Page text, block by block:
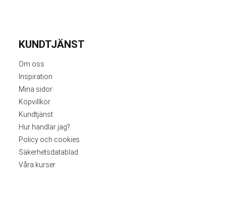
KUNDTJÄNST
Om oss
Inspiration
Mina sidor
Köpvillkor
Kundtjänst
Hur handlar jag?
Policy och cookies
Säkerhetsdatablad
Våra kurser